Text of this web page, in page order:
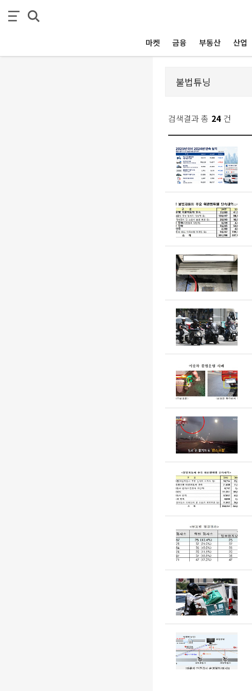
마켓 금융 부동산 산업
검색결과 총 24 건